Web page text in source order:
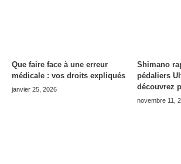
Que faire face à une erreur
médicale : vos droits expliqués
janvier 25, 2026
Shimano
pédaliers
découvrez
novembre 11,